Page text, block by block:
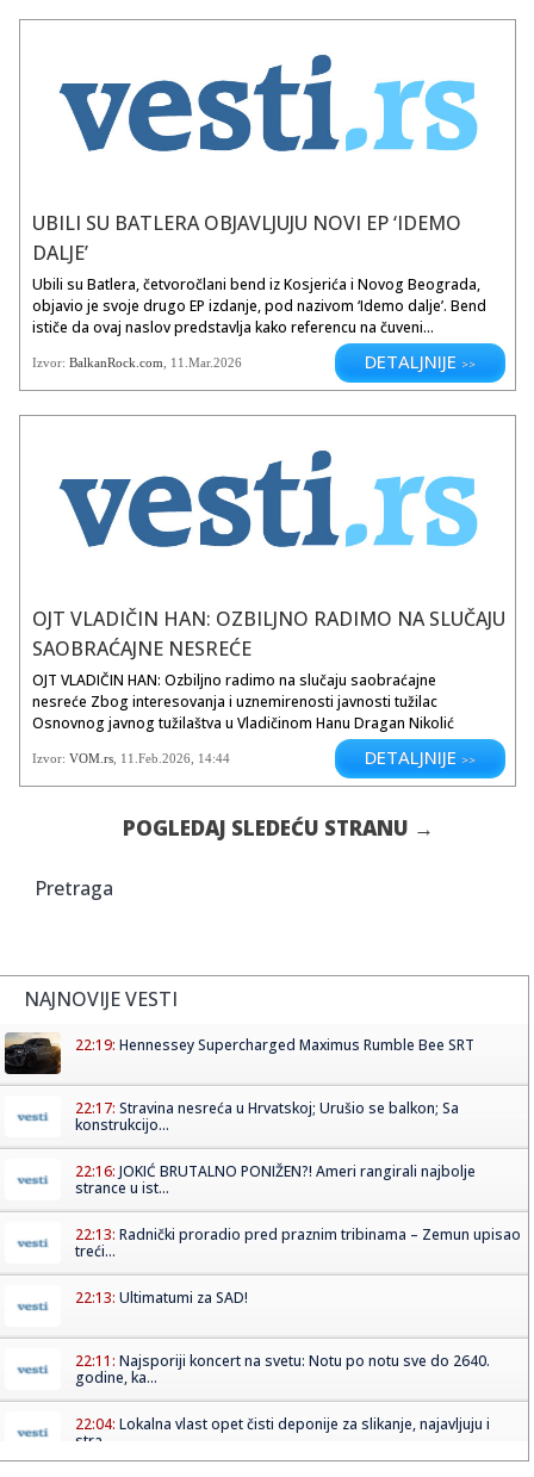
UBILI SU BATLERA OBJAVLJUJU NOVI EP ‘IDEMO
DALJE’
Ubili su Batlera, četvoročlani bend iz Kosjerića i Novog Beograda,
objavio je svoje drugo EP izdanje, pod nazivom ‘Idemo dalje’. Bend
ističe da ovaj naslov predstavlja kako referencu na čuveni...
Izvor: BalkanRock.com , 11.Mar.2026 DETALJNIJE >>
OJT VLADIČIN HAN: OZBILJNO RADIMO NA SLUČAJU
SAOBRAĆAJNE NESREĆE
OJT VLADIČIN HAN: Ozbiljno radimo na slučaju saobraćajne
nesreće Zbog interesovanja i uznemirenosti javnosti tužilac
Osnovnog javnog tužilaštva u Vladičinom Hanu Dragan Nikolić
Izvor: VOM.rs 11.Feb.2026 , 14:44 DETALJNIJE >>
POGLEDAJ SLEDEĆU STRANU →
Pretraga
NAJNOVIJE VESTI
22:19: Hennessey Supercharged Maximus Rumble Bee SRT
22:17: Stravina nesreća u Hrvatskoj; Urušio se balkon; Sa
konstrukcijo...
22:16: JOKIĆ BRUTALNO PONIŽEN?! Ameri rangirali najbolje
strance u ist...
22:13: Radnički proradio pred praznim tribinama – Zemun upisao
treći...
22:13: Ultimatumi za SAD!
22:11: Najsporiji koncert na svetu: Notu po notu sve do 2640.
godine, ka...
22:04: Lokalna vlast opet čisti deponije za slikanje, najavljuju i
stra...